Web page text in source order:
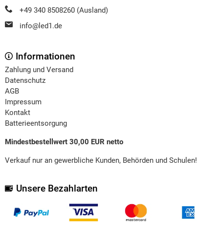
+49 340 8508260 (Ausland)
info@led1.de
Informationen
Zahlung und Versand
Datenschutz
AGB
Impressum
Kontakt
Batterieentsorgung
Mindestbestellwert 30,00 EUR netto
Verkauf nur an gewerbliche Kunden, Behörden und Schulen!
Unsere Bezahlarten